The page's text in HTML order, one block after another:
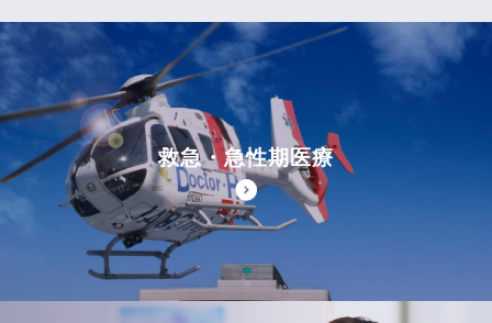
救急・急性期医療